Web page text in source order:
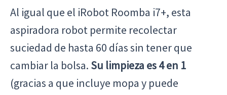
Al igual que el iRobot Roomba i7+, esta
aspiradora robot permite recolectar
suciedad de hasta 60 días sin tener que
cambiar la bolsa. Su limpieza es 4 en 1
(gracias a que incluye mopa y puede